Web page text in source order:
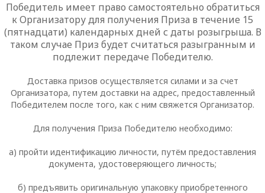
Победитель имеет право самостоятельно обратиться
к Организатору для получения Приза в течение 15
(пятнадцати) календарных дней с даты розыгрыша. В
таком случае Приз будет считаться разыгранным и
подлежит передаче Победителю.
Доставка призов осуществляется силами и за счет
Организатора, путем доставки на адрес, предоставленный
Победителем после того, как с ним свяжется Организатор.
Для получения Приза Победителю необходимо:
а) пройти идентификацию личности, путём предоставления
документа, удостоверяющего личность;
б) предъявить оригинальную упаковку приобретенного